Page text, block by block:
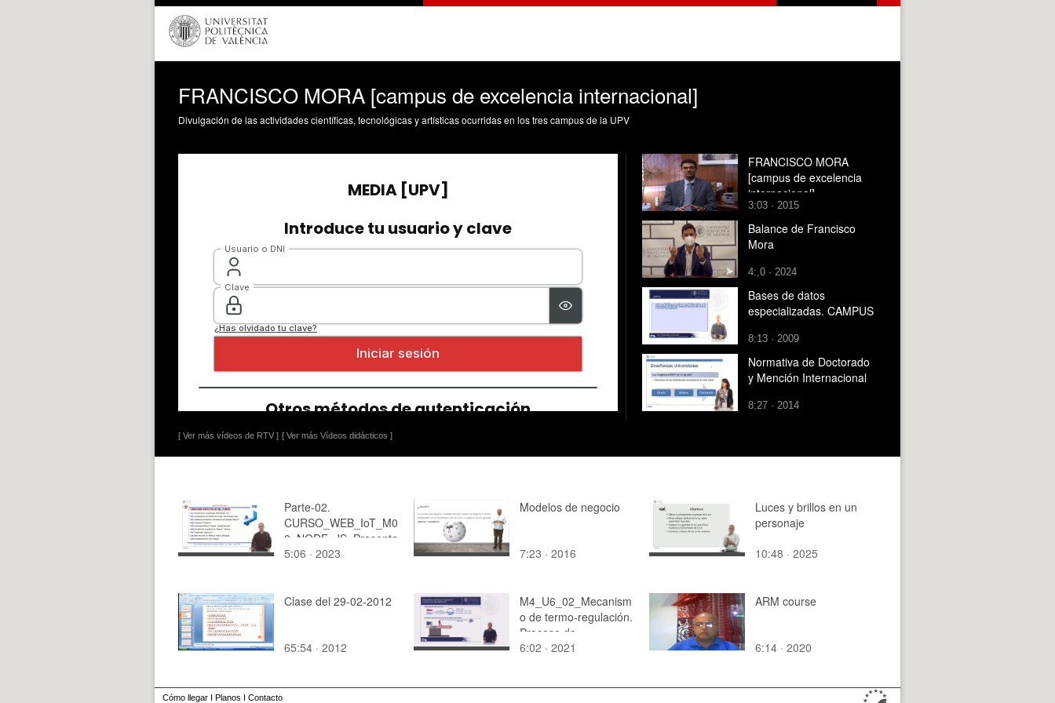
FRANCISCO MORA [campus de excelencia internacional]
Divulgación de las actividades científicas, tecnológicas y artísticas ocurridas en los tres campus de la UPV
[ Ver más vídeos de RTV ] [ Ver más Vídeos didácticos ]
FRANCISCO MORA
[campus de excelencia
internacional]
3:03 · 2015
Balance de Francisco
Mora
4:,0 · 2024
Bases de datos
especializadas. CAMPUS
8:13 · 2009
Normativa de Doctorado
y Mención Internacional
8:27 · 2014
Parte-02.
CURSO_WEB_IoT_M0
0_NODE_JS_Presenta
cion_Bibliografia
5:06 · 2023
Modelos de negocio
7:23 · 2016
Luces y brillos en un
personaje
10:48 · 2025
Clase del 29-02-2012
65:54 · 2012
M4_U6_02_Mecanism
o de termo-regulación.
Proceso de
calentamiento
6:02 · 2021
ARM course
6:14 · 2020
Cómo llegar I Planos I Contacto